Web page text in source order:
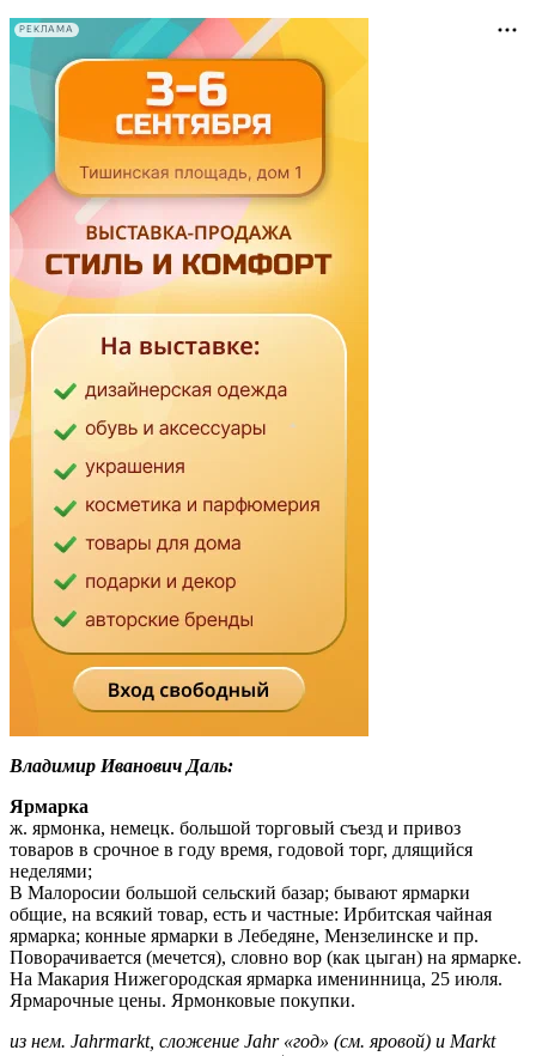
РЕКЛАМА
Владимир Иванович Даль:
Ярмарка
ж. ярмонка, немецк. большой торговый съезд и привоз
товаров в срочное в году время, годовой торг, длящийся
неделями;
В Малоросии большой сельский базар; бывают ярмарки
общие, на всякий товар, есть и частные: Ирбитская чайная
ярмарка; конные ярмарки в Лебедяне, Мензелинске и пр.
Поворачивается (мечется), словно вор (как цыган) на ярмарке.
На Макария Нижегородская ярмарка именинница, 25 июля.
Ярмарочные цены. Ярмонковые покупки.
из нем. Jahrmarkt, сложение Jahr «год» (см. яровой) и Markt